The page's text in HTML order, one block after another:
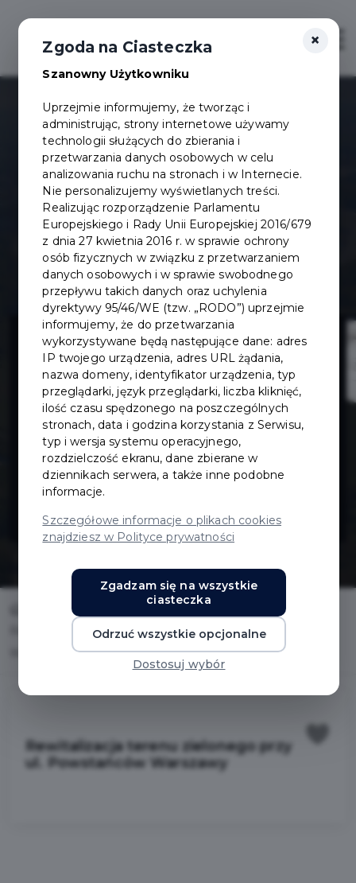
Rewitalizacja
terenu
zielonego przy
ul. Powstańców
Warszawy
Inwestycje
Rewitalizacja terenu zielonego przy ul. Powstańców
Rewitalizacja terenu zielonego przy
ul. Powstańców Warszawy
×
Zgoda na Ciasteczka
Szanowny Użytkowniku
Uprzejmie informujemy, że tworząc i
administrując, strony internetowe używamy
technologii służących do zbierania i
przetwarzania danych osobowych w celu
analizowania ruchu na stronach i w Internecie.
Nie personalizujemy wyświetlanych treści.
Realizując rozporządzenie Parlamentu
Europejskiego i Rady Unii Europejskiej 2016/679
z dnia 27 kwietnia 2016 r. w sprawie ochrony
osób fizycznych w związku z przetwarzaniem
danych osobowych i w sprawie swobodnego
przepływu takich danych oraz uchylenia
dyrektywy 95/46/WE (tzw. „RODO”) uprzejmie
informujemy, że do przetwarzania
wykorzystywane będą następujące dane: adres
IP twojego urządzenia, adres URL żądania,
nazwa domeny, identyfikator urządzenia, typ
przeglądarki, język przeglądarki, liczba kliknięć,
ilość czasu spędzonego na poszczególnych
stronach, data i godzina korzystania z Serwisu,
typ i wersja systemu operacyjnego,
rozdzielczość ekranu, dane zbierane w
dziennikach serwera, a także inne podobne
informacje.
Szczegółowe informacje o plikach cookies
znajdziesz w Polityce prywatności
Zgadzam się na wszystkie
ciasteczka
Odrzuć wszystkie opcjonalne
Dostosuj wybór